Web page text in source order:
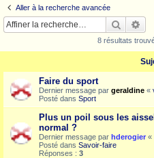
Aller à la recherche avancée
8 résultats
Faire du sport
Dernier message par geraldine «
Posté dans Sport
Plus un poil sous les
normal ?
Dernier message par hderogier «
Posté dans Savoir-faire
Réponses : 3